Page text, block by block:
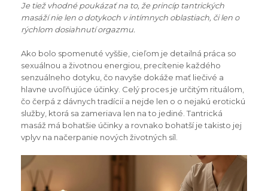
Je tiež vhodné poukázať na to, že princíp tantrických
masáží nie len o dotykoch v intímnych oblastiach, či len o
rýchlom dosiahnutí orgazmu.
Ako bolo spomenuté vyššie, cieľom je detailná práca so
sexuálnou a životnou energiou, precítenie každého
senzuálneho dotyku, čo navyše dokáže mať liečivé a
hlavne uvoľňujúce účinky. Celý proces je určitým rituálom,
čo čerpá z dávnych tradícií a nejde len o o nejakú erotickú
služby, ktorá sa zameriava len na to jediné. Tantrická
masáž má bohatšie účinky a rovnako bohatší je takisto jej
vplyv na načerpanie nových životných síl.